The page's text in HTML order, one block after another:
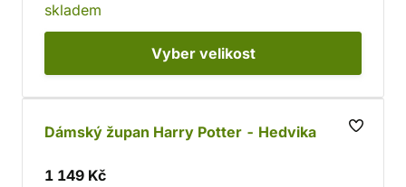
skladem
Vyber velikost
Dámský župan Harry Potter - Hedvika
1 149 Kč